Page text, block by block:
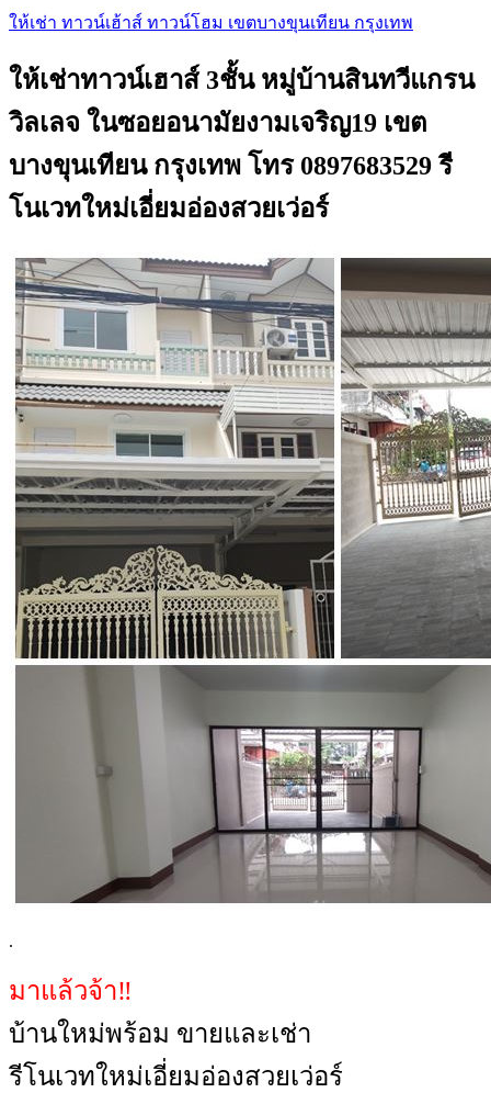
ให้เช่า ทาวน์เฮ้าส์ ทาวน์โฮม เขตบางขุนเทียน กรุงเทพ
ให้เช่าทาวน์เฮาส์ 3ชั้น หมู่บ้านสินทวีแกรน
วิลเลจ ในซอยอนามัยงามเจริญ19 เขต
บางขุนเทียน กรุงเทพ โทร 0897683529 รี
โนเวทใหม่เอี่ยมอ่องสวยเว่อร์
.
มาแล้วจ้า‼️
บ้านใหม่พร้อม ขายและเช่า
รีโนเวทใหม่เอี่ยมอ่องสวยเว่อร์